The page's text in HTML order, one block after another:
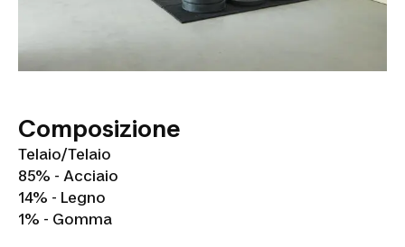
Composizione
Telaio/Telaio
85% - Acciaio
14% - Legno
1% - Gomma